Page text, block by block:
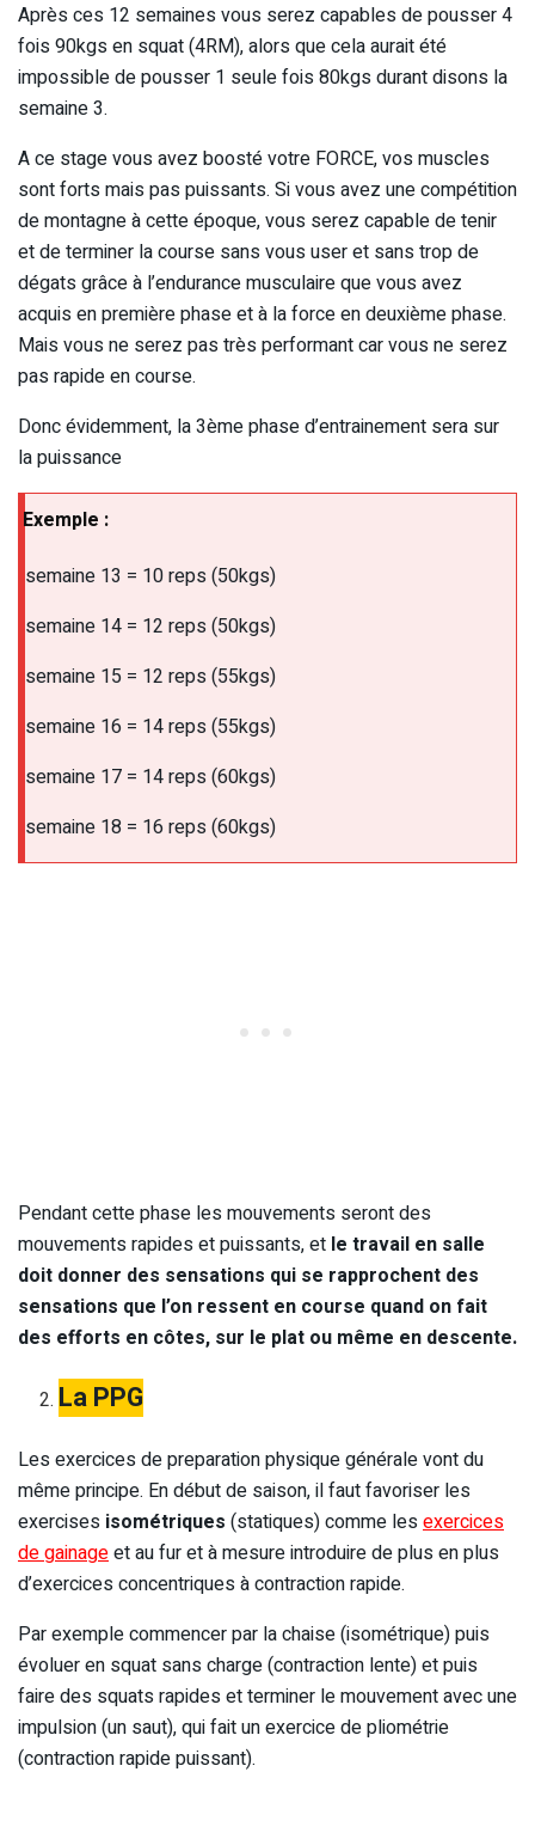
Après ces 12 semaines vous serez capables de pousser 4
fois 90kgs en squat (4RM), alors que cela aurait été
impossible de pousser 1 seule fois 80kgs durant disons la
semaine 3.
A ce stage vous avez boosté votre FORCE, vos muscles
sont forts mais pas puissants. Si vous avez une compétition
de montagne à cette époque, vous serez capable de tenir
et de terminer la course sans vous user et sans trop de
dégats grâce à l’endurance musculaire que vous avez
acquis en première phase et à la force en deuxième phase.
Mais vous ne serez pas très performant car vous ne serez
pas rapide en course.
Donc évidemment, la 3ème phase d’entrainement sera sur
la puissance
Exemple :
semaine 13 = 10 reps (50kgs)
semaine 14 = 12 reps (50kgs)
semaine 15 = 12 reps (55kgs)
semaine 16 = 14 reps (55kgs)
semaine 17 = 14 reps (60kgs)
semaine 18 = 16 reps (60kgs)
Pendant cette phase les mouvements seront des
mouvements rapides et puissants, et le travail en salle
doit donner des sensations qui se rapprochent des
sensations que l’on ressent en course quand on fait
des efforts en côtes, sur le plat ou même en descente.
La PPG
Les exercices de preparation physique générale vont du
même principe. En début de saison, il faut favoriser les
exercises isométriques (statiques) comme lesexercices
de gainageet au fur et à mesure introduire de plus en plus
d’exercices concentriques à contraction rapide.
Par exemple commencer par la chaise (isométrique) puis
évoluer en squat sans charge (contraction lente) et puis
faire des squats rapides et terminer le mouvement avec une
impulsion (un saut), qui fait un exercice de pliométrie
(contraction rapide puissant).